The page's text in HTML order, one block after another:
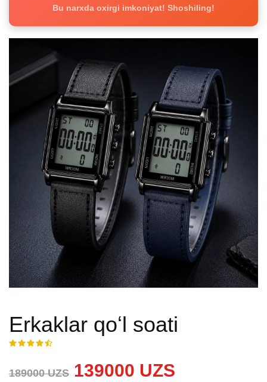
Bu narxda oxirgi imkoniyat! Shoshiling!
Erkaklar qoʻl soati
189000 UZS 139000 UZS